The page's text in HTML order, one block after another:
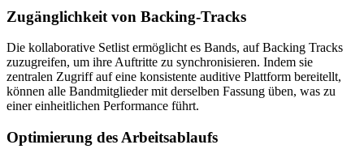
Zugänglichkeit von Backing-Tracks
Die kollaborative Setlist ermöglicht es Bands, auf Backing Tracks
zuzugreifen, um ihre Auftritte zu synchronisieren. Indem sie
zentralen Zugriff auf eine konsistente auditive Plattform bereitellt,
können alle Bandmitglieder mit derselben Fassung üben, was zu
einer einheitlichen Performance führt.
Optimierung des Arbeitsablaufs